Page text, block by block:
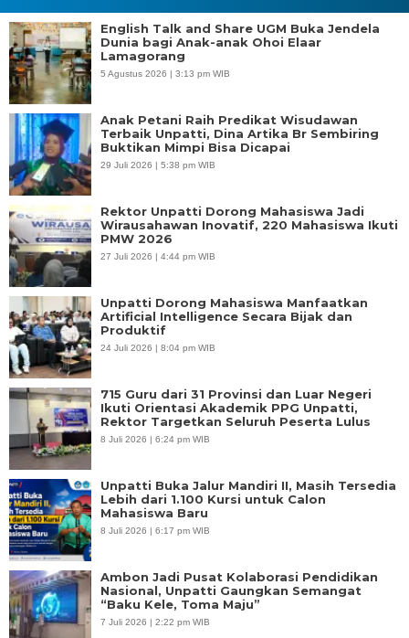
English Talk and Share UGM Buka Jendela
Dunia bagi Anak-anak Ohoi Elaar
Lamagorang
5 Agustus 2026 | 3:13 pm WIB
Anak Petani Raih Predikat Wisudawan
Terbaik Unpatti, Dina Artika Br Sembiring
Buktikan Mimpi Bisa Dicapai
29 Juli 2026 | 5:38 pm WIB
Rektor Unpatti Dorong Mahasiswa Jadi
Wirausahawan Inovatif, 220 Mahasiswa Ikuti
PMW 2026
27 Juli 2026 | 4:44 pm WIB
Unpatti Dorong Mahasiswa Manfaatkan
Artificial Intelligence Secara Bijak dan
Produktif
24 Juli 2026 | 8:04 pm WIB
715 Guru dari 31 Provinsi dan Luar Negeri
Ikuti Orientasi Akademik PPG Unpatti,
Rektor Targetkan Seluruh Peserta Lulus
8 Juli 2026 | 6:24 pm WIB
Unpatti Buka Jalur Mandiri II, Masih Tersedia
Lebih dari 1.100 Kursi untuk Calon
Mahasiswa Baru
8 Juli 2026 | 6:17 pm WIB
Ambon Jadi Pusat Kolaborasi Pendidikan
Nasional, Unpatti Gaungkan Semangat
“Baku Kele, Toma Maju”
7 Juli 2026 | 2:22 pm WIB